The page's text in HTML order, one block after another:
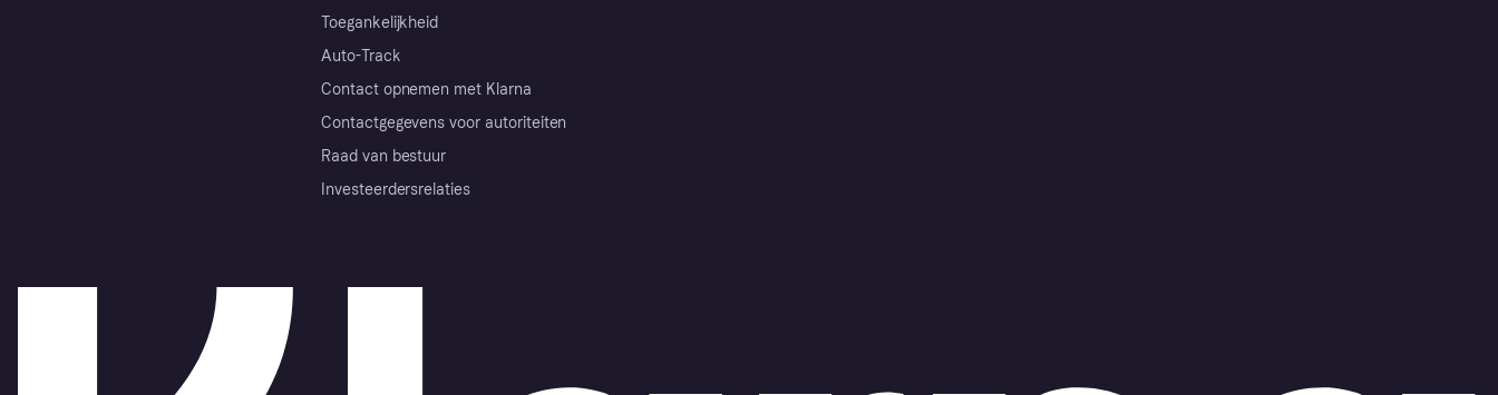
Toegankelijkheid
Auto-Track
Contact opnemen met Klarna
Contactgegevens voor autoriteiten
Raad van bestuur
Investeerdersrelaties